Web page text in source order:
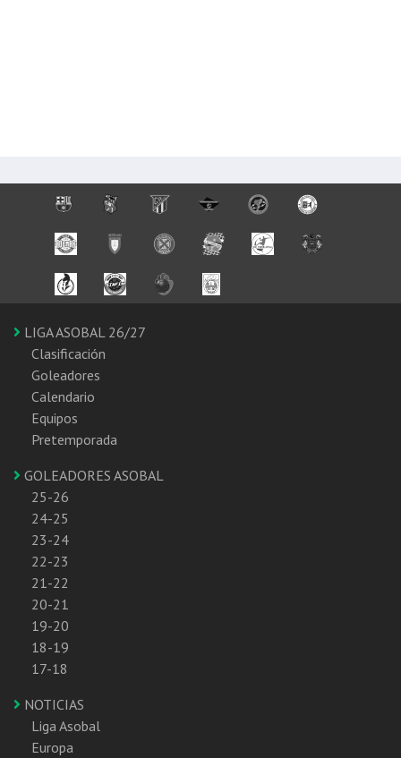
LIGA ASOBAL 26/27
Clasificación
Goleadores
Calendario
Equipos
Pretemporada
GOLEADORES ASOBAL
25-26
24-25
23-24
22-23
21-22
20-21
19-20
18-19
17-18
NOTICIAS
Liga Asobal
Europa